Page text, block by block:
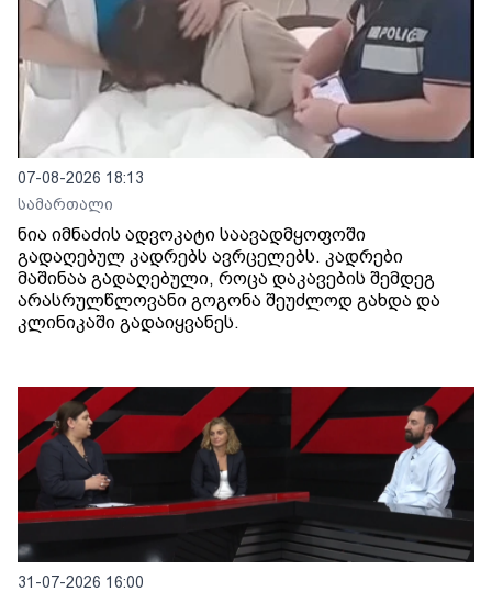
07-08-2026 18:13
სამართალი
ნია იმნაძის ადვოკატი საავადმყოფოში
გადაღებულ კადრებს ავრცელებს. კადრები
მაშინაა გადაღებული, როცა დაკავების შემდეგ
არასრულწლოვანი გოგონა შეუძლოდ გახდა და
კლინიკაში გადაიყვანეს.
31-07-2026 16:00